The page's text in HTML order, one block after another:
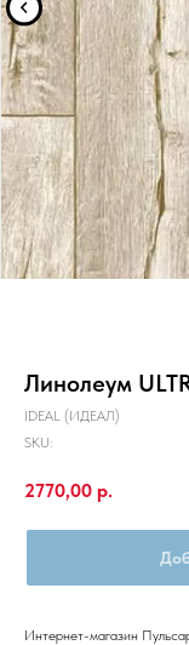
Линолеум
IDEAL (ИДЕАЛ)
SKU:
2770,00 р.
Интернет-магазин